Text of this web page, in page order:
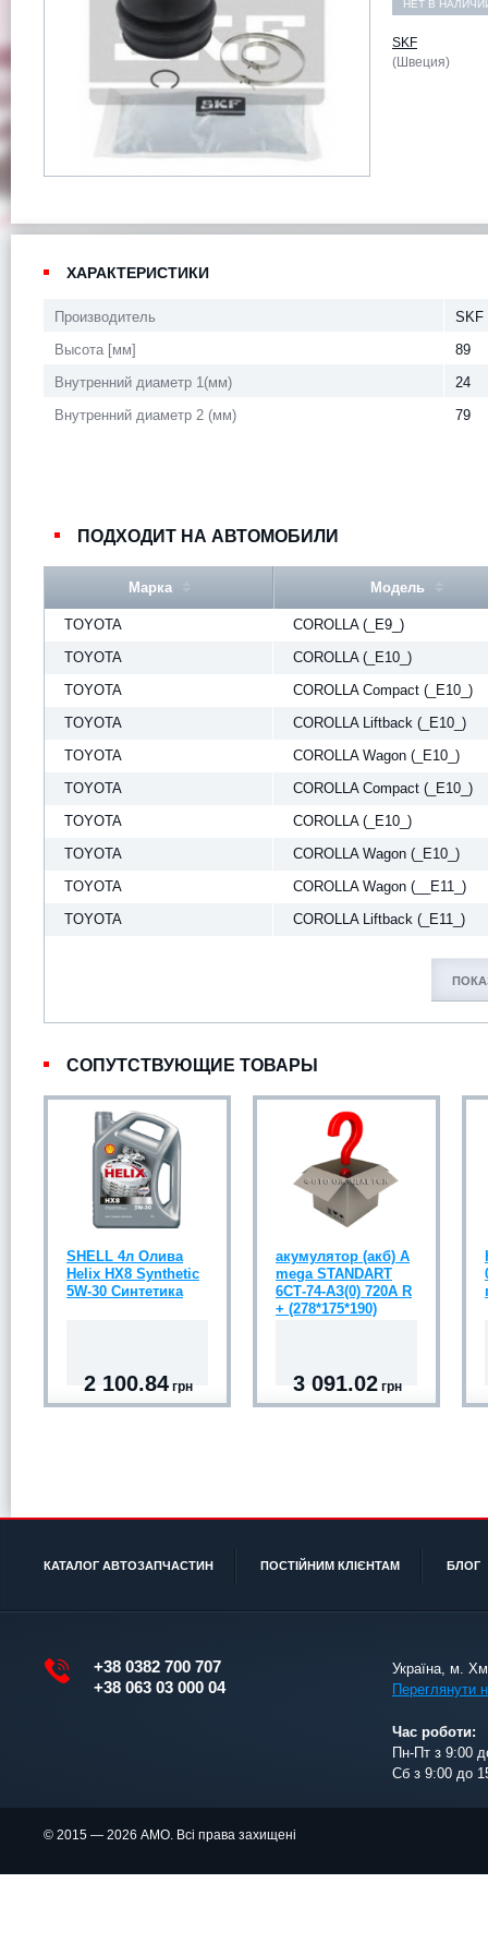
НЕТ В
SKF
(Швеция)
ХАРАКТЕРИСТИКИ
Производитель
SKF
Высота [мм]
89
Внутренний диаметр 1(мм)
24
Внутренний диаметр 2 (мм)
79
ПОДХОДИТ НА АВТОМОБИЛИ
Марка Модель
TOYOTA
COROLLA (_E9_)
TOYOTA
COROLLA (_E10_)
TOYOTA
COROLLA Compact (_E10_)
TOYOTA
COROLLA Liftback (_E10_)
TOYOTA
COROLLA Wagon (_E10_)
TOYOTA
COROLLA Compact (_E10_)
TOYOTA
COROLLA (_E10_)
TOYOTA
COROLLA Wagon (_E10_)
TOYOTA
COROLLA Wagon (__E11_)
TOYOTA
COROLLA Liftback (_E11_)
СОПУТСТВУЮЩИЕ ТОВАРЫ
SHELL 4л Олива
Helix HX8 Synthetic
5W-30 Синтетика
2 100.84 грн
акумулятор (акб) A
mega STANDART
6СТ-74-АЗ(0) 720A R
+ (278*175*190)
3 091.02 грн
КАТАЛОГ АВТОЗАПЧАСТИН ПОСТІЙНИМ КЛІЄНТАМ БЛОГ
+38 0382 700 707
+38 063 03 000 04
Україна, м.
Переглянути
Час роботи:
Пн-Пт з 9:00
Сб з 9:00 до
© 2015 — 2026 АМО. Всі права захищені